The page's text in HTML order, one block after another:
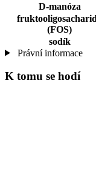
D-manóza
(FOS)
sodík
Právní informace
K tomu se hodí